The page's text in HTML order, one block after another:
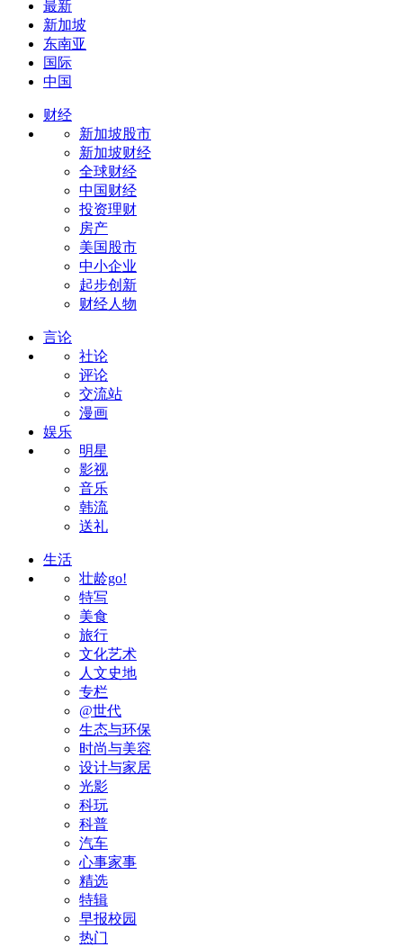
最新
新加坡
东南亚
国际
中国
财经
新加坡股市
新加坡财经
全球财经
中国财经
投资理财
房产
美国股市
中小企业
起步创新
财经人物
言论
社论
评论
交流站
漫画
娱乐
明星
影视
音乐
韩流
送礼
生活
壮龄go!
特写
美食
旅行
文化艺术
人文史地
专栏
@世代
生态与环保
时尚与美容
设计与家居
光影
科玩
科普
汽车
心事家事
精选
特辑
早报校园
热门